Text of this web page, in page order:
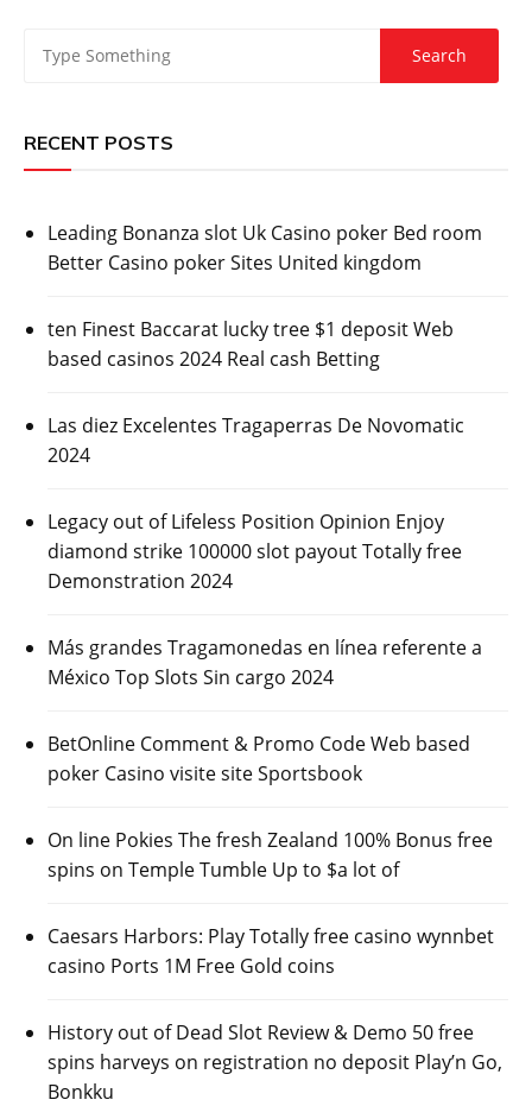
RECENT POSTS
Leading Bonanza slot Uk Casino poker Bed room
Better Casino poker Sites United kingdom
ten Finest Baccarat lucky tree $1 deposit Web
based casinos 2024 Real cash Betting
Las diez Excelentes Tragaperras De Novomatic
2024
Legacy out of Lifeless Position Opinion Enjoy
diamond strike 100000 slot payout Totally free
Demonstration 2024
Más grandes Tragamonedas en línea referente a
México Top Slots Sin cargo 2024
BetOnline Comment & Promo Code Web based
poker Casino visite site Sportsbook
On line Pokies The fresh Zealand 100% Bonus free
spins on Temple Tumble Up to $a lot of
Caesars Harbors: Play Totally free casino wynnbet
casino Ports 1M Free Gold coins
History out of Dead Slot Review & Demo 50 free
spins harveys on registration no deposit Play’n Go,
Bonkku